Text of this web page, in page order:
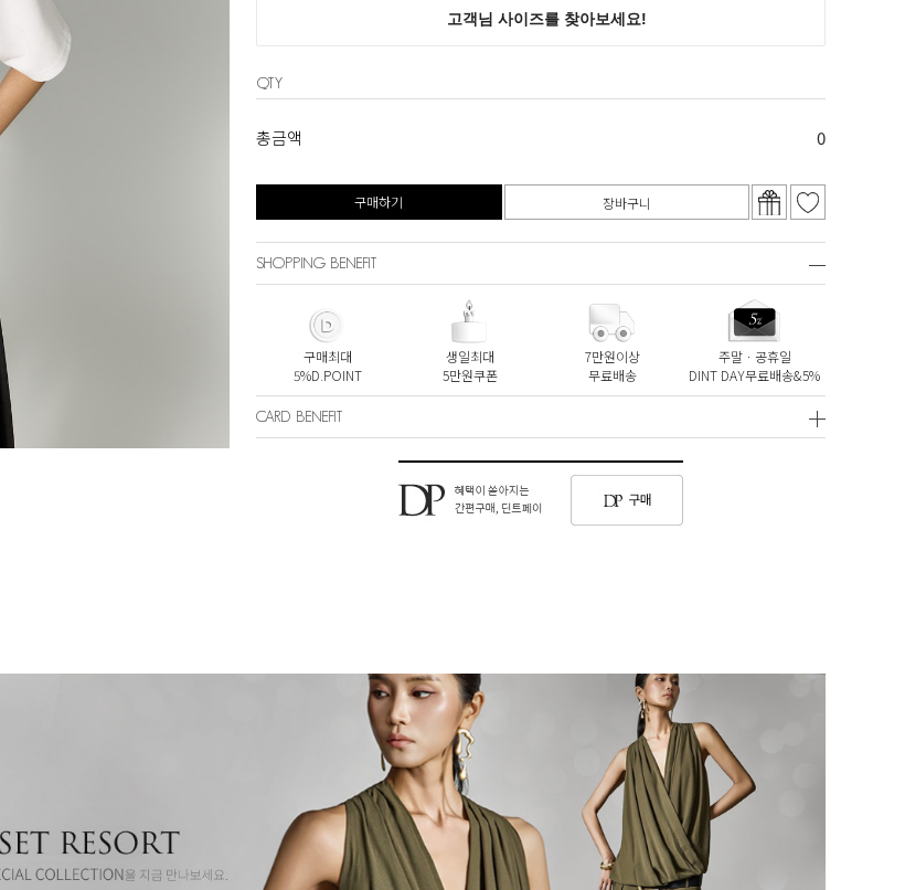
QTY
총금액 0
구매하기 장바구니
SHOPPING BENEFIT
구매최대
5%D.POINT
생일최대
5만원쿠폰
7만원이상
무료배송
주말ㆍ공휴일
DINT DAY무료배송&5%
CARD BENEFIT